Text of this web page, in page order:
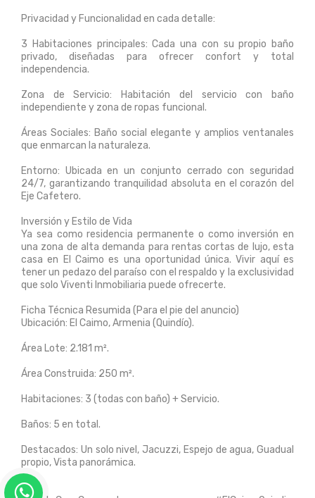
Privacidad y Funcionalidad en cada detalle:
3 Habitaciones principales: Cada una con su propio baño
privado, diseñadas para ofrecer confort y total
independencia.
Zona de Servicio: Habitación del servicio con baño
independiente y zona de ropas funcional.
Áreas Sociales: Baño social elegante y amplios ventanales
que enmarcan la naturaleza.
Entorno: Ubicada en un conjunto cerrado con seguridad
24/7, garantizando tranquilidad absoluta en el corazón del
Eje Cafetero.
Inversión y Estilo de Vida
Ya sea como residencia permanente o como inversión en
una zona de alta demanda para rentas cortas de lujo, esta
casa en El Caimo es una oportunidad única. Vivir aquí es
tener un pedazo del paraíso con el respaldo y la exclusividad
que solo Viventi Inmobiliaria puede ofrecerte.
Ficha Técnica Resumida (Para el pie del anuncio)
Ubicación: El Caimo, Armenia (Quindío).
Área Lote: 2.181 m².
Área Construida: 250 m².
Habitaciones: 3 (todas con baño) + Servicio.
Baños: 5 en total.
Destacados: Un solo nivel, Jacuzzi, Espejo de agua, Guadual
propio, Vista panorámica.